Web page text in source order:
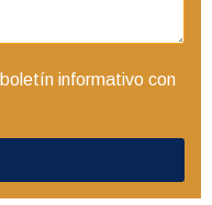
informativo con